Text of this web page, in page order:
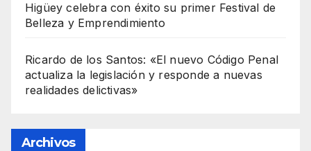
Higüey celebra con éxito su primer Festival de
Belleza y Emprendimiento
Ricardo de los Santos: «El nuevo Código Penal
actualiza la legislación y responde a nuevas
realidades delictivas»
Archivos